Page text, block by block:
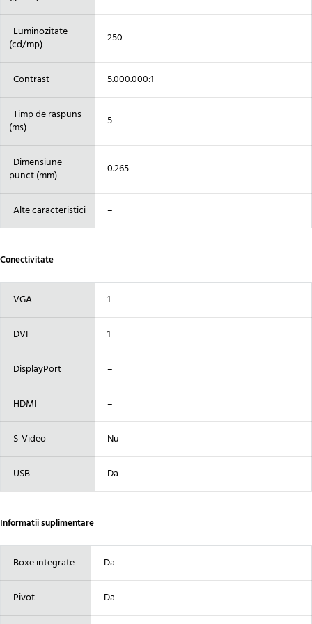
Luminozitate
(cd/mp)
250
Contrast 5.000.000:1
Timp de raspuns
(ms)
5
Dimensiune
punct (mm)
0.265
Alte caracteristici –
Conectivitate
VGA 1
DVI 1
DisplayPort –
HDMI –
S-Video Nu
USB Da
Informatii suplimentare
Boxe integrate Da
Pivot Da